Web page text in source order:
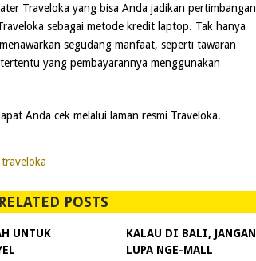
Traveloka yang bisa Anda jadikan pertimbangan
sebagai metode kredit laptop. Tak hanya
segudang manfaat, seperti tawaran
yang pembayarannya menggunakan
Anda cek melalui laman resmi Traveloka.
traveloka
RELATED POSTS
UNTUK
KALAU DI BALI, JANGAN
LUPA NGE-MALL